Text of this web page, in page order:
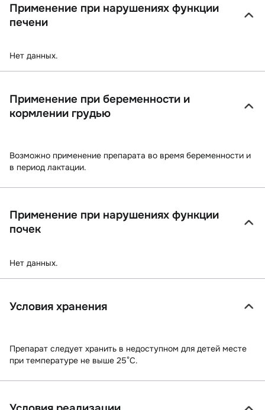
Применение при нарушениях функции
печени
Нет данных.
Применение при беременности и
кормлении грудью
Возможно применение препарата во время беременности и
в период лактации.
Применение при нарушениях функции
почек
Нет данных.
Условия хранения
Препарат следует хранить в недоступном для детей месте
при температуре не выше 25°С.